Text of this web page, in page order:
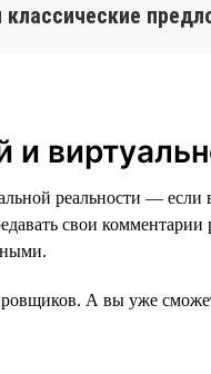
реальности — если
свои
А вы уже